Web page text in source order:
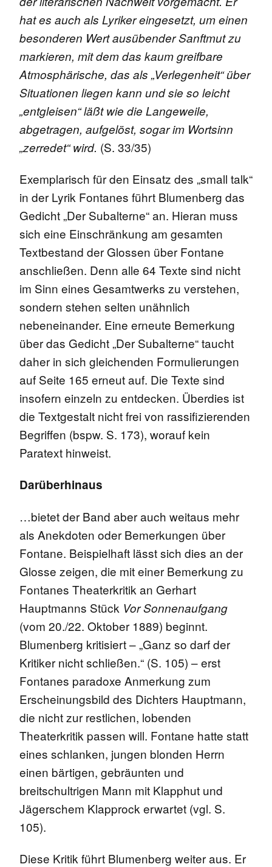
hat es auch als Lyriker eingesetzt, um einen
besonderen Wert ausübender Sanftmut zu
markieren, mit dem das kaum greifbare
Atmosphärische, das als „Verlegenheit“ über
Situationen liegen kann und sie so leicht
„entgleisen“ läßt wie die Langeweile,
abgetragen, aufgelöst, sogar im Wortsinn
„zerredet“ wird. (S. 33/35)
Exemplarisch für den Einsatz des „small talk“
in der Lyrik Fontanes führt Blumenberg das
Gedicht „Der Subalterne“ an. Hieran muss
sich eine Einschränkung am gesamten
Textbestand der Glossen über Fontane
anschließen. Denn alle 64 Texte sind nicht
im Sinn eines Gesamtwerks zu verstehen,
sondern stehen selten unähnlich
nebeneinander. Eine erneute Bemerkung
über das Gedicht „Der Subalterne“ taucht
daher in sich gleichenden Formulierungen
auf Seite 165 erneut auf. Die Texte sind
insofern einzeln zu entdecken. Überdies ist
die Textgestalt nicht frei von rassifizierenden
Begriffen (bspw. S. 173), worauf kein
Paratext hinweist.
Darüberhinaus
…bietet der Band aber auch weitaus mehr
als Anekdoten oder Bemerkungen über
Fontane. Beispielhaft lässt sich dies an der
Glosse zeigen, die mit einer Bemerkung zu
Fontanes Theaterkritik an Gerhart
Hauptmanns Stück Vor Sonnenaufgang
(vom 20./22. Oktober 1889) beginnt.
Blumenberg kritisiert – „Ganz so darf der
Kritiker nicht schließen.“ (S. 105) – erst
Fontanes paradoxe Anmerkung zum
Erscheinungsbild des Dichters Hauptmann,
die nicht zur restlichen, lobenden
Theaterkritik passen will. Fontane hatte statt
eines schlanken, jungen blonden Herrn
einen bärtigen, gebräunten und
breitschultrigen Mann mit Klapphut und
Jägerschem Klapprock erwartet (vgl. S.
105).
Diese Kritik führt Blumenberg weiter aus. Er